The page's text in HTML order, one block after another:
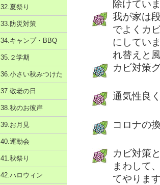
除けてい
我が家は
でよくカ
にしてい
れ替えと
カビ対策
通気性良
コロナの
カビ対策
まわして
てやりま
32.夏祭り
33.防災対策
34.キャンプ・BBQ
35.２学期
36.小さい秋みつけた
37.敬老の日
38.秋のお彼岸
39.お月見
40.運動会
41.秋祭り
42.ハロウィン